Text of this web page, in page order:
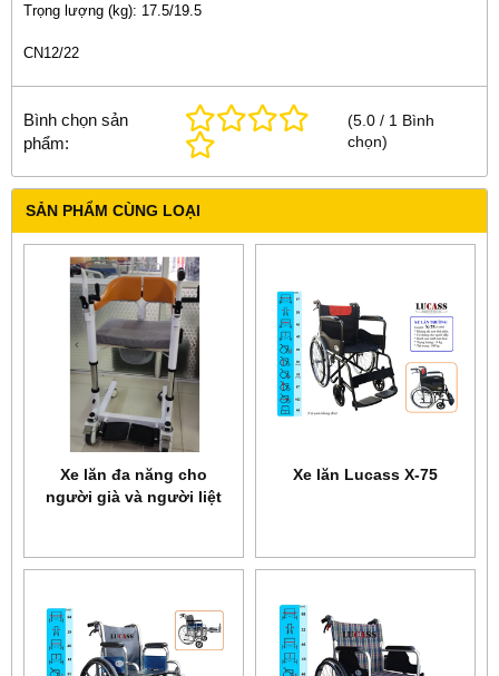
Trọng lượng (kg): 17.5/19.5
CN12/22
Bình chọn sản
phẩm:
(5.0 / 1 Bình
chọn)
SẢN PHẨM CÙNG LOẠI
Xe lăn đa năng cho
người già và người liệt
Xe lăn Lucass X-75